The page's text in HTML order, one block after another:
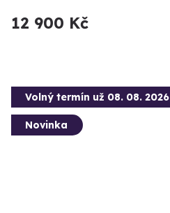
12 900 Kč
Volný termín už 08. 08. 2026
Novinka